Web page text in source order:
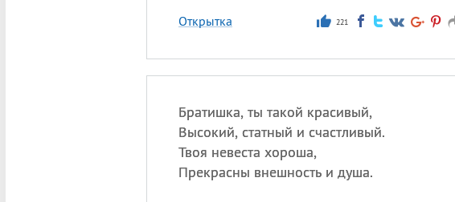
Открытка 221
Братишка, ты такой красивый,
Высокий, статный и счастливый.
Твоя невеста хороша,
Прекрасны внешность и душа.